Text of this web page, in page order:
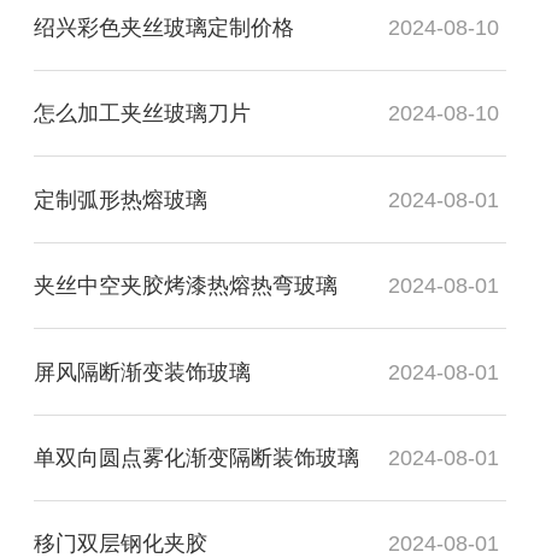
绍兴彩色夹丝玻璃定制价格 2024-08-10
怎么加工夹丝玻璃刀片 2024-08-10
定制弧形热熔玻璃 2024-08-01
夹丝中空夹胶烤漆热熔热弯玻璃 2024-08-01
屏风隔断渐变装饰玻璃 2024-08-01
单双向圆点雾化渐变隔断装饰玻璃 2024-08-01
移门双层钢化夹胶 2024-08-01